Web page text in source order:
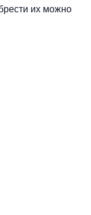
их можно